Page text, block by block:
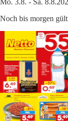
Mo. 3.8. - Sa.
Noch bis morgen